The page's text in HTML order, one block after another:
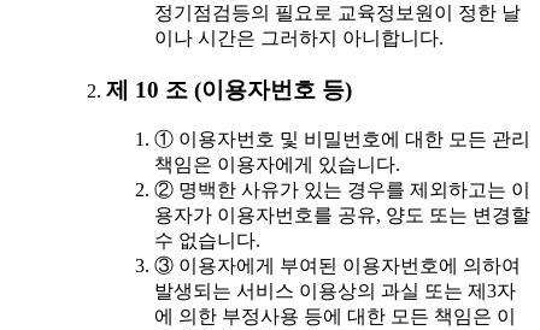
정기점검등의 필요로 교육정보원이 정한 날
이나 시간은 그러하지 아니합니다.
제 10 조 (이용자번호 등)
① 이용자번호 및 비밀번호에 대한 모든 관리
책임은 이용자에게 있습니다.
② 명백한 사유가 있는 경우를 제외하고는 이
용자가 이용자번호를 공유, 양도 또는 변경할
수 없습니다.
③ 이용자에게 부여된 이용자번호에 의하여
발생되는 서비스 이용상의 과실 또는 제3자
에 의한 부정사용 등에 대한 모든 책임은 이